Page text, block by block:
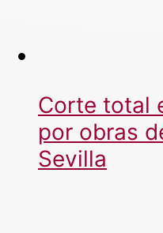
Corte total
por obras
Sevilla